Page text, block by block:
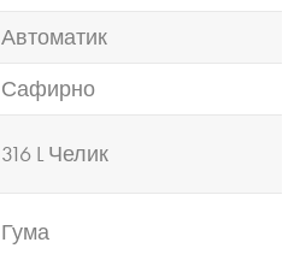
Автоматик
Сафирно
316 L Челик
Гума